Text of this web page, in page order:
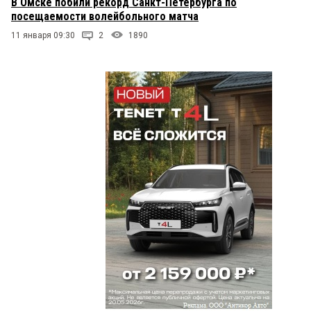
посещаемости волейбольного матча
11 января 09:30 2 1890